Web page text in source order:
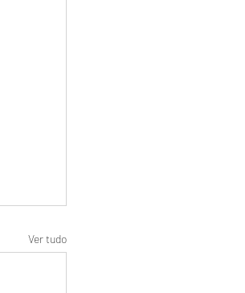
Ver tudo